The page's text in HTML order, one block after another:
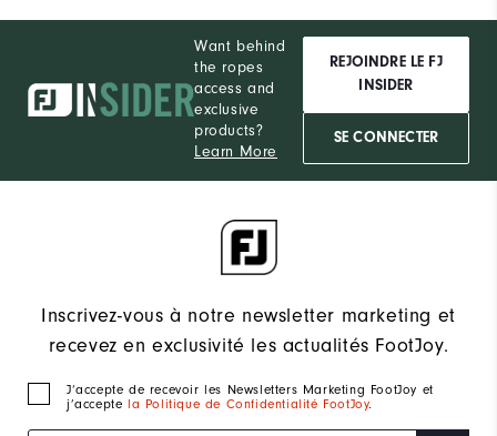
Want behind
the ropes
access and
exclusive
products?
Learn More
REJOINDRE LE FJ
INSIDER
SE CONNECTER
Inscrivez-vous à notre newsletter marketing et
recevez en exclusivité les actualités FootJoy.
J‘accepte de recevoir les Newsletters Marketing FootJoy et
j’accepte la Politique de Confidentialité FootJoy.